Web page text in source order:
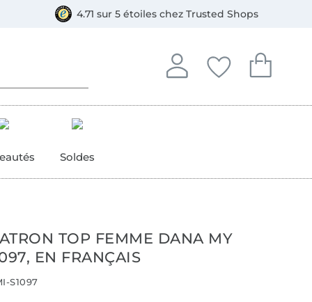
4.71 sur 5 étoiles chez Trusted Shops
Se connecter
Se connecter à votre
Mes favoris
Vous avez
Mon
Vous avez
Soldes
TOP FEMME DANA MY
EN FRANÇAIS
S1097
Bancontact